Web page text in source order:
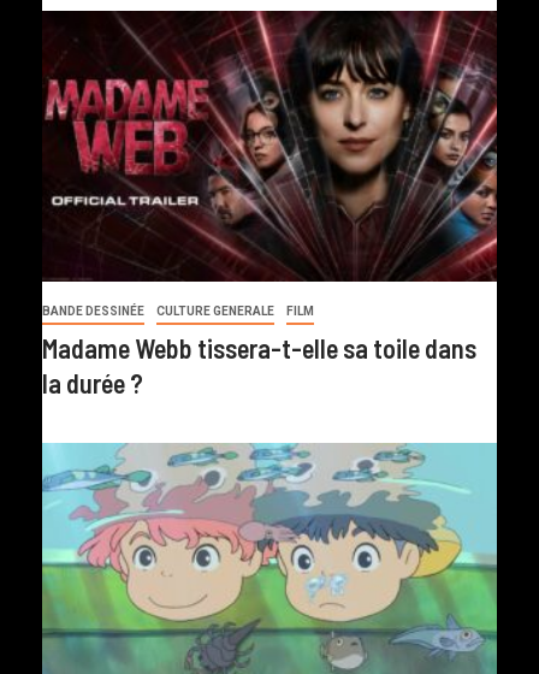
BANDE DESSINÉE CULTURE GENERALE FILM
Madame Webb tissera-t-elle sa toile dans
la durée ?